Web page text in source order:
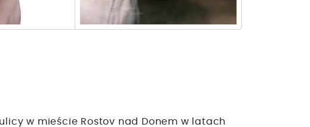
w mieście Rostov nad Donem w latach